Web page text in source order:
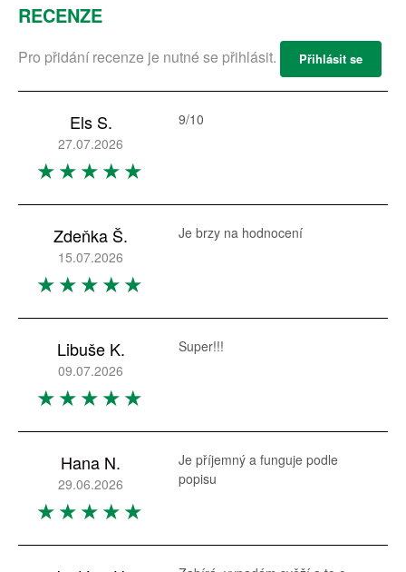
RECENZE
Pro přidání recenze je nutné se přihlásit. Přihlásit se
Els S.
27.07.2026
9/10
Zdeňka Š.
15.07.2026
Je brzy na hodnocení
Libuše K.
09.07.2026
Super!!!
Hana N.
29.06.2026
Je příjemný a funguje podle
popisu